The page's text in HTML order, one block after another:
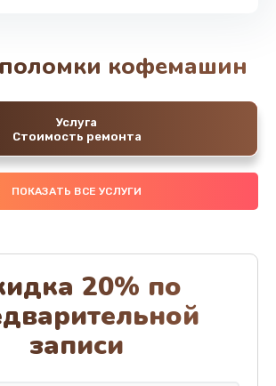
кофемашин
Услуга
Стоимость ремонта
ПОКАЗАТЬ ВСЕ УСЛУГИ
20% по
записи